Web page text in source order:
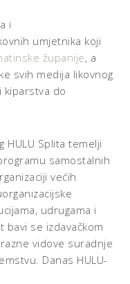
i
umjetnika koji
županije, a
svih medija likovnog
kiparstva do
HULU Splita temelji
samostalnih
većih
udrugama i
bavi se izdavačkom
vidove suradnje
Danas HULU-